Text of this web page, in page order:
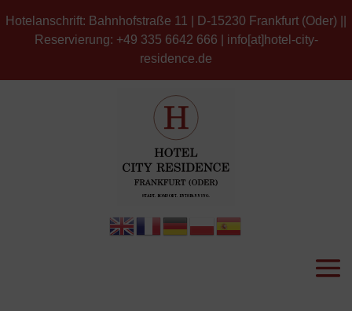
Hotelanschrift: Bahnhofstraße 11 | D-15230 Frankfurt (Oder) ||
Reservierung: +49 335 6642 666 | info[at]hotel-city-
residence.de